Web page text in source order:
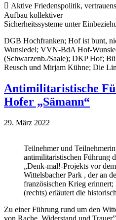
 Aktive Friedenspolitik,
Aufbau kollektiver
Sicherheitssysteme unter
DGB Hochfranken; Hof ist bunt,
Wunsiedel; VVN-BdA Hof-
(Schwarzenb./Saale); DKP Hof;
Reusch und Mirjam Kühne; Die
Antimilitaristische
Hofer „Sämann“
29. März 2022
Teilnehmer und
antimilitaristischen
„Denk-mal!-Projekts vor
Wittelsbacher Park , der an
französischen Krieg
(rechts) erläutert die
Zu einer Führung rund um den